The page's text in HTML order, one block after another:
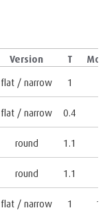
Version T
flat / narrow 1
flat / narrow 0.4
round 1.1
round 1.1
flat / narrow 1